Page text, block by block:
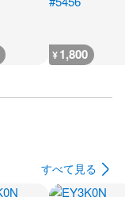
¥1,800
すべて見る